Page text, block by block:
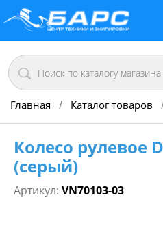
Главная / Каталог товаров
Колесо рулевое
(серый)
Артикул: VN70103-03